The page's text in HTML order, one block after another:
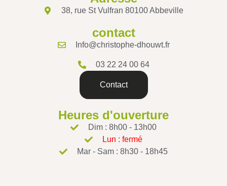
38, rue St Vulfran 80100 Abbeville
contact
Info@christophe-dhouwt.fr
03 22 24 00 64
Contact
Heures d'ouverture
Dim : 8h00 - 13h00
Lun : fermé
Mar - Sam : 8h30 - 18h45